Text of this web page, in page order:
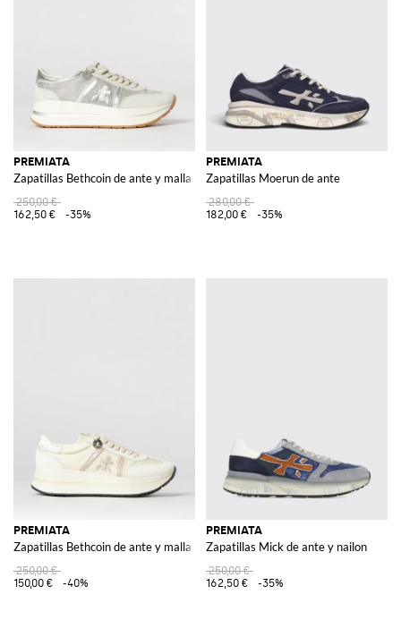
PREMIATA
Zapatillas Bethcoin de ante y malla
250,00 €
162,50 €
-35%
PREMIATA
Zapatillas Moerun de ante
280,00 €
182,00 €
-35%
PREMIATA
Zapatillas Bethcoin de ante y malla
250,00 €
150,00 €
-40%
PREMIATA
Zapatillas Mick de ante y nailon
250,00 €
162,50 €
-35%